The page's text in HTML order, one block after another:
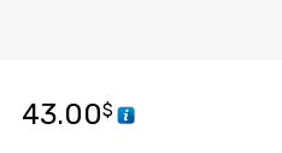
43.00$